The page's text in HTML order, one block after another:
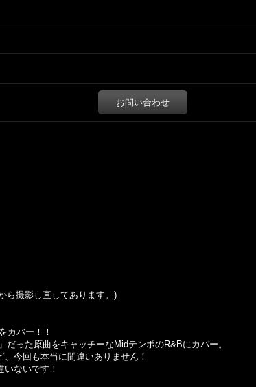
お問い合わせ
ら撮影し直してあります。)
カバー！！
った原曲をキャッチーなMidテンポのR&Bにカバー。
今回も本当に間違いありません！
ないです！